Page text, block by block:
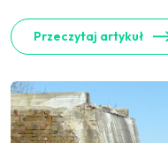
Przeczytaj artykuł